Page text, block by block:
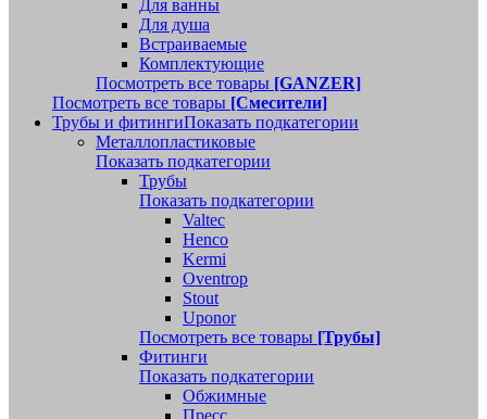
Для ванны
Для душа
Встраиваемые
Комплектующие
Посмотреть все товары [GANZER]
Посмотреть все товары [Смесители]
Трубы и фитингиПоказать подкатегории
Металлопластиковые
Показать подкатегории
Трубы
Показать подкатегории
Valtec
Henco
Kermi
Oventrop
Stout
Uponor
Посмотреть все товары [Трубы]
Фитинги
Показать подкатегории
Обжимные
Пресс